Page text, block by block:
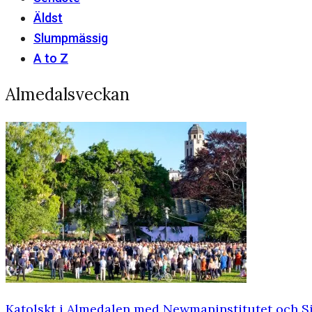
Äldst
Slumpmässig
A to Z
Almedalsveckan